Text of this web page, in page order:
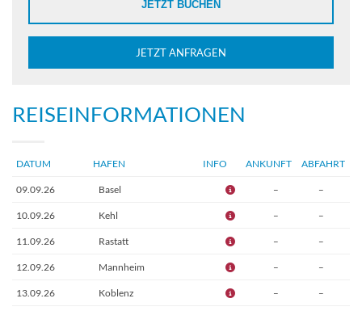
JETZT BUCHEN
JETZT ANFRAGEN
REISEINFORMATIONEN
DATUM HAFEN INFO ANKUNFT ABFAHRT
09.09.26 Basel – –
10.09.26 Kehl – –
11.09.26 Rastatt – –
12.09.26 Mannheim – –
13.09.26 Koblenz – –